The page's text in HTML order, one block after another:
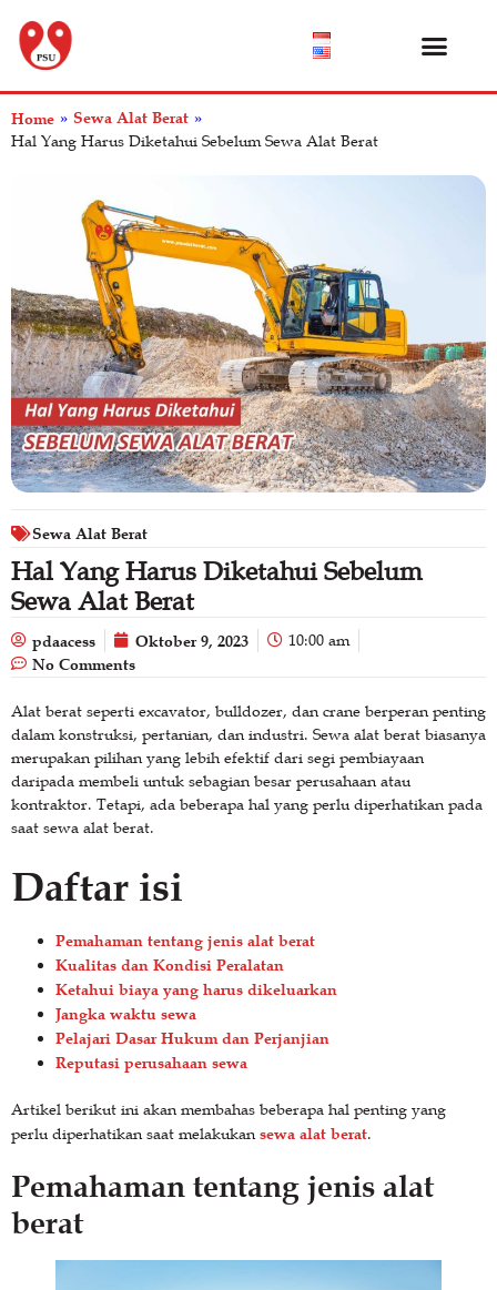
Home » Sewa Alat Berat »
Hal Yang Harus Diketahui Sebelum Sewa Alat Berat
Sewa Alat Berat
Hal Yang Harus Diketahui Sebelum
Sewa Alat Berat
pdaacess Oktober 9, 2023 10:00 am
No Comments
Alat berat seperti excavator, bulldozer, dan crane berperan penting
dalam konstruksi, pertanian, dan industri. Sewa alat berat biasanya
merupakan pilihan yang lebih efektif dari segi pembiayaan
daripada membeli untuk sebagian besar perusahaan atau
kontraktor. Tetapi, ada beberapa hal yang perlu diperhatikan pada
saat sewa alat berat.
Daftar isi
Pemahaman tentang jenis alat berat
Kualitas dan Kondisi Peralatan
Ketahui biaya yang harus dikeluarkan
Jangka waktu sewa
Pelajari Dasar Hukum dan Perjanjian
Reputasi perusahaan sewa
Artikel berikut ini akan membahas beberapa hal penting yang
perlu diperhatikan saat melakukan sewa alat berat.
Pemahaman tentang jenis alat
berat